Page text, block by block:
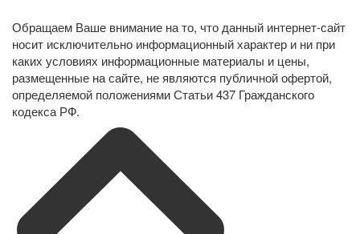
Обращаем Ваше внимание на то, что данный интернет-сайт
носит исключительно информационный характер и ни при
каких условиях информационные материалы и цены,
размещенные на сайте, не являются публичной офертой,
определяемой положениями Статьи 437 Гражданского
кодекса РФ.